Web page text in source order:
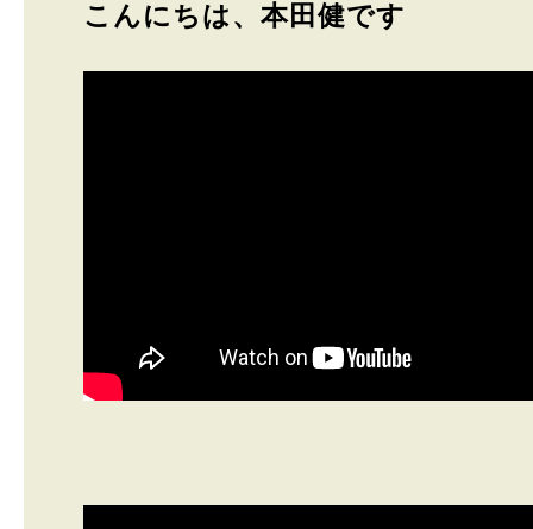
こんにちは、本田健です